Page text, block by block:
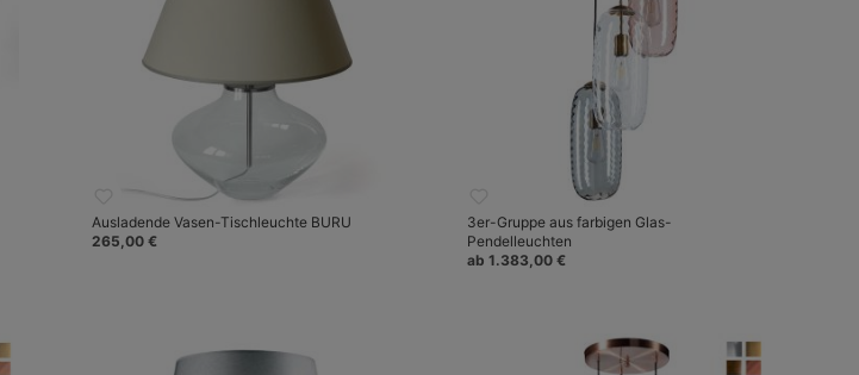
Ausladende Vasen-Tischleuchte BURU
265,00 €
3er-Gruppe aus farbigen Glas-
Pendelleuchten
ab 1.383,00 €